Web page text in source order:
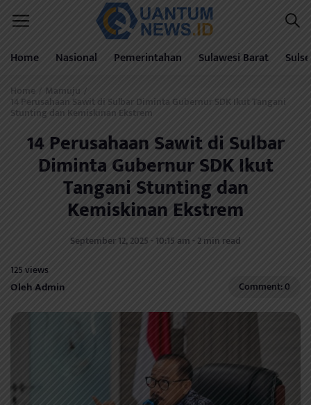
Home Nasional Pemerintahan Sulawesi Barat
Home / Mamuju /
14 Perusahaan Sawit di Sulbar Diminta Gubernur SDK Ikut Tangani
Stunting dan Kemiskinan Ekstrem
14 Perusahaan Sawit di Sulbar
Diminta Gubernur SDK Ikut
Tangani Stunting dan
Kemiskinan Ekstrem
September 12, 2025 - 10:15 am - 2 min read
125 views
Oleh Admin Comment: 0